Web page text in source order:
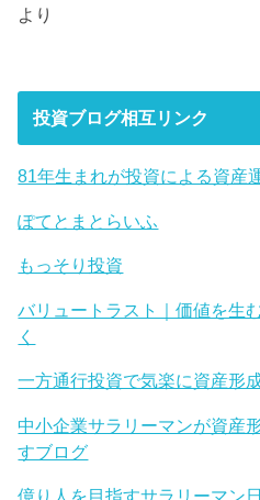
より
投資ブログ相互リンク
81年生まれが投資による資産
ぽてとまとらいふ
もっそり投資
バリュートラスト｜価値を生
く
一方通行投資で気楽に資産形成
中小企業サラリーマンが資産
すブログ
億り人を目指すサラリーマン